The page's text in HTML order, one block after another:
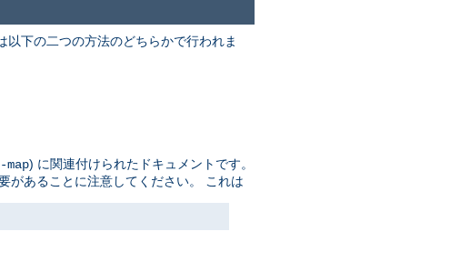
下の二つの方法のどちらかで行われま
) に関連付けられたドキュメントです。
があることに注意してください。 これは